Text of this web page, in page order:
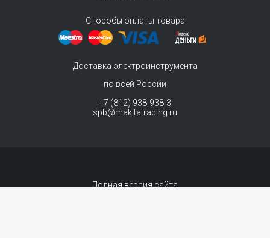
Способы оплаты товара
Доставка электроинструмента
по всей России
+7 (812) 938-938-3
spb@makitatrading.ru
Полная версия сайта